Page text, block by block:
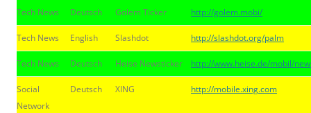
Tech News Deutsch Golem Ticker http://golem.mobi/
Tech News English Slashdot http://slashdot.org/palm
Tech News Deutsch Heise Newsticker http://www.heise.de/mobil/
Social
Network
Deutsch XING http://mobile.xing.com